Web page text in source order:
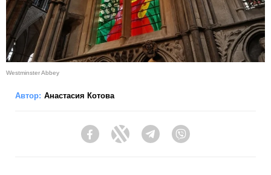
Westminster Abbey
Автор: Анастасия Котова
FacebookTwitter Telegram